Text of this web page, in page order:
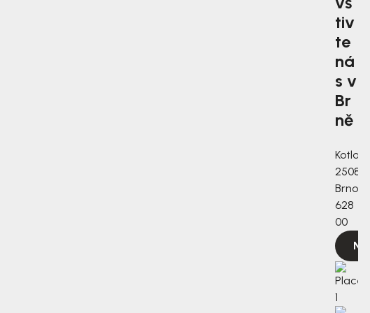
tiv
te
ná
s v
Br
ně
2508/
Brno,
628
00